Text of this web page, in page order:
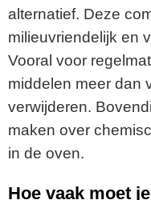
alternatief. Deze
milieuvriendelijk en
Vooral voor
middelen meer dan
verwijderen.
maken over
in de oven.
Hoe vaak moet